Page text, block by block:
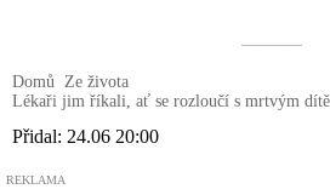
––––––––––
Domů Ze života
Lékaři jim říkali, ať se rozloučí s mrtvým
Přidal: 24.06 20:00
REKLAMA